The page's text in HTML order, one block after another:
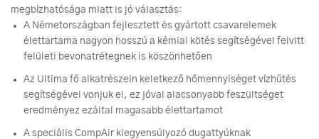
megbízhatósága miatt is jó választás:
A Németországban fejlesztett és gyártott csavarelemek
élettartama nagyon hosszú a kémiai kötés segítségével felvitt
felületi bevonatrétegnek is köszönhetően
Az Ultima fő alkatrészein keletkező hőmennyiséget vízhűtés
segítségével vonjuk el, ez jóval alacsonyabb feszültséget
eredményez ezáltal magasabb élettartamot
A speciális CompAir kiegyensúlyozó dugattyúknak